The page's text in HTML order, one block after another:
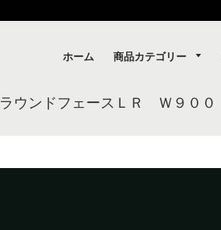
ホーム 商品カテゴリー
ラウンドフェースＬＲ Ｗ９００